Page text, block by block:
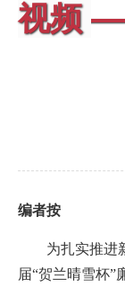
视频
编者按
为扎实推进新
届“贺兰晴雪杯”